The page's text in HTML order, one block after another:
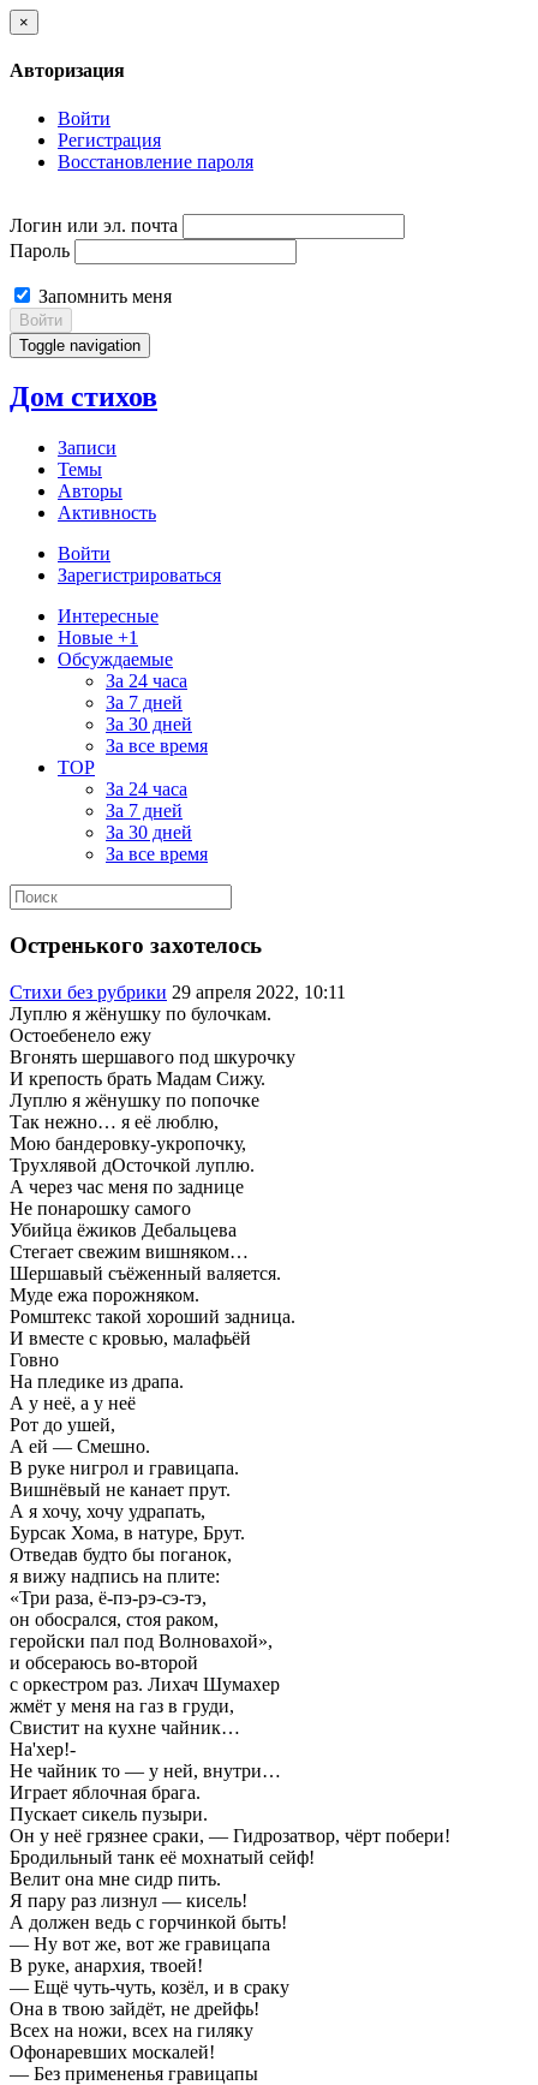
×
Авторизация
Войти
Регистрация
Восстановление пароля
Логин или эл. почта
Пароль
Запомнить меня
Войти
Toggle navigation
Дом стихов
Записи
Темы
Авторы
Активность
Войти
Зарегистрироваться
Интересные
Новые +1
Обсуждаемые
За 24 часа
За 7 дней
За 30 дней
За все время
TOP
За 24 часа
За 7 дней
За 30 дней
За все время
Остренького захотелось
Стихи без рубрики 29 апреля 2022, 10:11
Луплю я жёнушку по булочкам.
Остоебенело ежу
Вгонять шершавого под шкурочку
И крепость брать Мадам Сижу.
Луплю я жёнушку по попочке
Так нежно… я её люблю,
Мою бандеровку-укропочку,
Трухлявой дОсточкой луплю.
А через час меня по заднице
Не понарошку самого
Убийца ёжиков Дебальцева
Стегает свежим вишняком…
Шершавый съёженный валяется.
Муде ежа порожняком.
Ромштекс такой хороший задница.
И вместе с кровью, малафьёй
Говно
На пледике из драпа.
А у неё, а у неё
Рот до ушей,
А ей — Смешно.
В руке нигрол и гравицапа.
Вишнёвый не канает прут.
А я хочу, хочу удрапать,
Бурсак Хома, в натуре, Брут.
Отведав будто бы поганок,
я вижу надпись на плите:
«Три раза, ё-пэ-рэ-сэ-тэ,
он обосрался, стоя раком,
геройски пал под Волновахой»,
и обсераюсь во-второй
с оркестром раз. Лихач Шумахер
жмёт у меня на газ в груди,
Свистит на кухне чайник…
На'хер!-
Не чайник то — у ней, внутри…
Играет яблочная брага.
Пускает сикель пузыри.
Он у неё грязнее сраки, — Гидрозатвор, чёрт побери!
Бродильный танк её мохнатый сейф!
Велит она мне сидр пить.
Я пару раз лизнул — кисель!
А должен ведь с горчинкой быть!
— Ну вот же, вот же гравицапа
В руке, анархия, твоей!
— Ещё чуть-чуть, козёл, и в сраку
Она в твою зайдёт, не дрейфь!
Всех на ножи, всех на гиляку
Офонаревших москалей!
— Без примененья гравицапы